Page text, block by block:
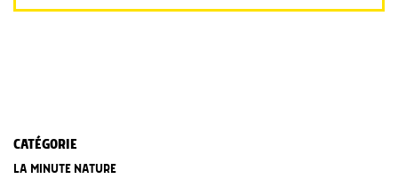
CATÉGORIE
LA MINUTE NATURE